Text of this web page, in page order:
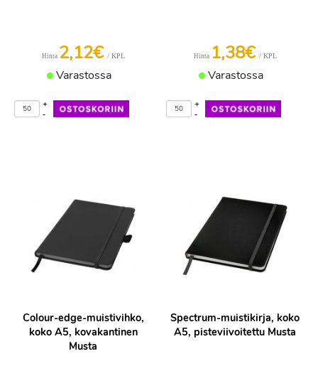
Hinta 2,12€ / KPL
Varastossa
-
+
Hinta 1,38€ / KPL
Varastossa
-
+
Colour-edge-muistivihko,
koko A5, kovakantinen
Musta
Spectrum-muistikirja, koko
A5, pisteviivoitettu Musta